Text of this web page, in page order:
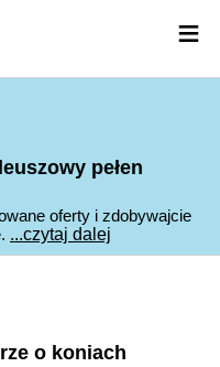
pełen
oferty i zdobywajcie
...czytaj dalej
o koniach
≡